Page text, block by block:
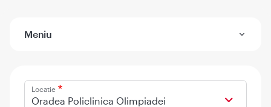
Meniu
Locatie
Oradea Policlinica Olimpiadei